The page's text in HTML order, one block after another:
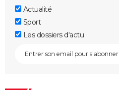
Actualité
Sport
Les dossiers d'actu